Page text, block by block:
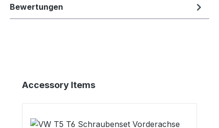
Bewertungen
Produktgalerie überspringen
Accessory Items